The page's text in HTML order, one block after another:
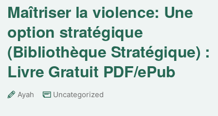
Maîtriser la violence: Une
option stratégique
(Bibliothèque Stratégique) :
Livre Gratuit PDF/ePub
Ayah Uncategorized